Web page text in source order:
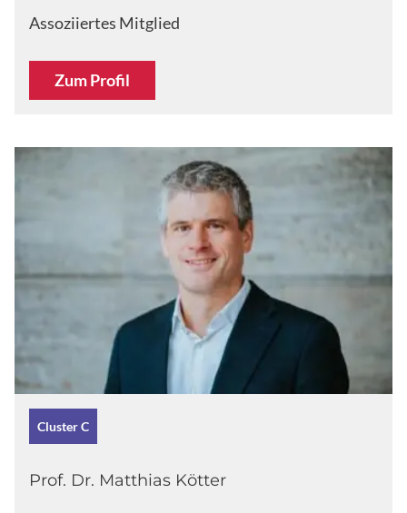
Assoziiertes Mitglied
Zum Profil
Cluster C
Prof. Dr. Matthias Kötter